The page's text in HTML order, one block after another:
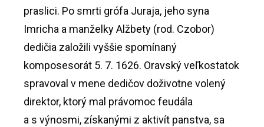
praslici. Po smrti grófa Juraja, jeho syna
Imricha a manželky Alžbety (rod. Czobor)
dedičia založili vyššie spomínaný
komposesorát 5. 7. 1626. Oravský veľkostatok
spravoval v mene dedičov doživotne volený
direktor, ktorý mal právomoc feudála
a s výnosmi, získanými z aktivít panstva, sa